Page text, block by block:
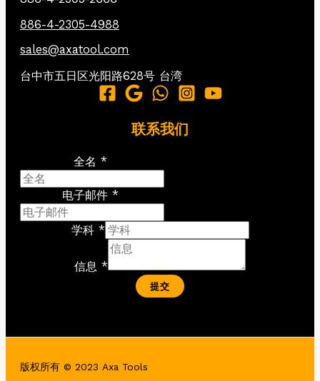
886-4-2305-4988
sales@axatool.com
台中市五日区光阳路628号 台湾
联系我们
全名 *
电子邮件 *
学科 *
信息 *
提交
版权所有 © 2023 Axa Tools